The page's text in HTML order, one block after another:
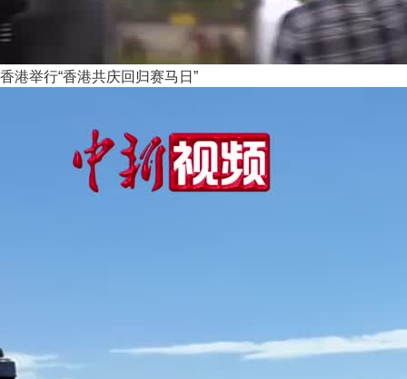
香港举行“香港共庆回归赛马日”